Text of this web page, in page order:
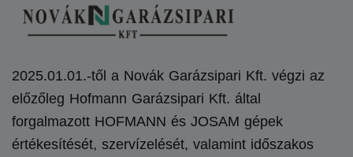
2025.01.01.-től a Novák Garázsipari Kft. végzi az
előzőleg Hofmann Garázsipari Kft. által
forgalmazott HOFMANN és JOSAM gépek
értékesítését, szervízelését, valamint időszakos